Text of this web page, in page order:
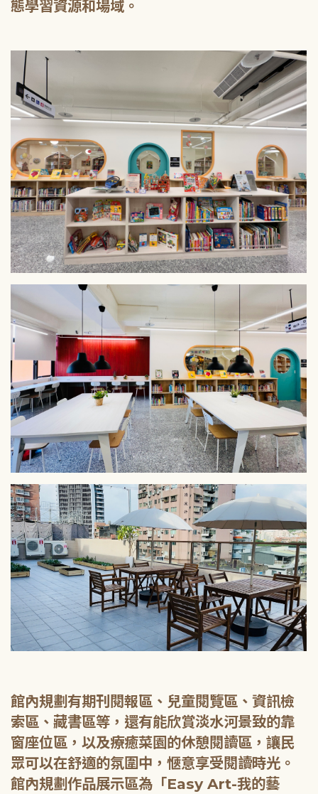
館內規劃有期刊閱報區、兒童閱覽區、資訊檢
索區、藏書區等，還有能欣賞淡水河景致的靠
窗座位區，以及療癒菜園的休憩閱讀區，讓民
眾可以在舒適的氛圍中，愜意享受閱讀時光。
館內規劃作品展示區為「Easy Art-我的藝